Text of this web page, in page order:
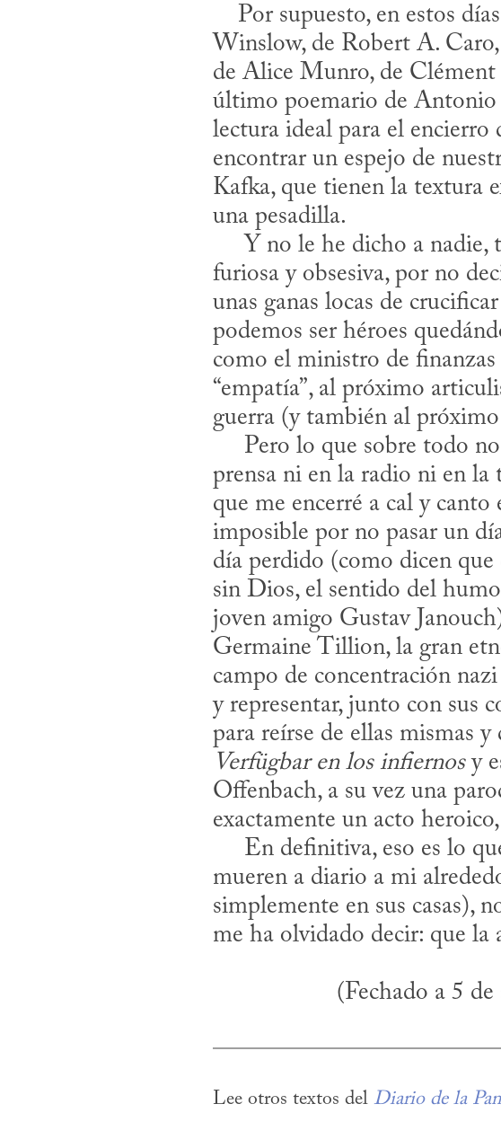
Winslow, de Robert A.
de Alice Munro, de Clément
último poemario de
lectura ideal para el encierro
encontrar un espejo de
Kafka, que tienen la textura
una pesadilla.
furiosa y obsesiva, por no
unas ganas locas de
podemos ser héroes
como el ministro de
“empatía”, al próximo
guerra (y también al
prensa ni en la radio ni en
que me encerré a cal y
imposible por no pasar un
día perdido (como dicen
sin Dios, el sentido del
joven amigo Gustav
Germaine Tillion, la gran
campo de concentración
y representar, junto con sus
para reírse de ellas mismas
Verfügbar en los infiernos y
Offenbach, a su vez una
exactamente un acto
mueren a diario a mi
simplemente en sus casas),
(Fechado a 5
Lee otros textos del Diario de la